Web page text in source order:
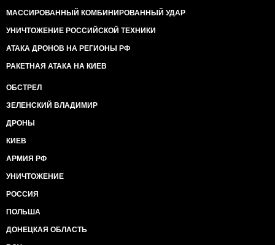
МАССИРОВАННЫЙ КОМБИНИРОВАННЫЙ УДАР
УНИЧТОЖЕНИЕ РОССИЙСКОЙ ТЕХНИКИ
АТАКА ДРОНОВ НА РЕГИОНЫ РФ
РАКЕТНАЯ АТАКА НА КИЕВ
ОБСТРЕЛ
ЗЕЛЕНСКИЙ ВЛАДИМИР
ДРОНЫ
КИЕВ
АРМИЯ РФ
УНИЧТОЖЕНИЕ
РОССИЯ
ПОЛЬША
ДОНЕЦКАЯ ОБЛАСТЬ